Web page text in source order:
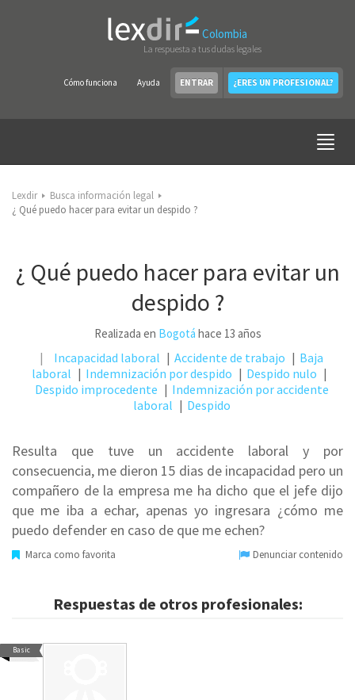
Colombia
La respuesta a tus dudas legales
Cómo funciona Ayuda ENTRAR ¿ERES UN PROFESIONAL?
Lexdir
Busca información legal
¿ Qué puedo hacer para evitar un despido ?
¿ Qué puedo hacer para evitar un
despido ?
Realizada en Bogotá hace 13 años
Incapacidad laboral Accidente de trabajo
Baja
laboral
Indemnización por despido
Despido nulo
Despido improcedente
Indemnización por accidente
laboral
Despido
Resulta que tuve un accidente laboral y por
consecuencia, me dieron 15 dias de incapacidad pero un
compañero de la empresa me ha dicho que el jefe dijo
que me iba a echar, apenas yo ingresara ¿cómo me
puedo defender en caso de que me echen?
Marca como favorita Denunciar contenido
Respuestas de otros profesionales:
Basic